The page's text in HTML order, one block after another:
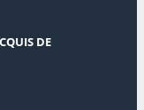
DE